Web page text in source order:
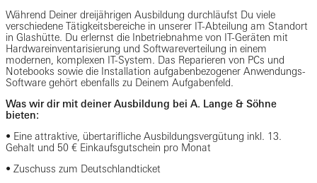
Während Deiner dreijährigen Ausbildung durchläufst Du viele
verschiedene Tätigkeitsbereiche in unserer IT-Abteilung am Standort
in Glashütte. Du erlernst die Inbetriebnahme von IT-Geräten mit
Hardwareinventarisierung und Softwareverteilung in einem
modernen, komplexen IT-System. Das Reparieren von PCs und
Notebooks sowie die Installation aufgabenbezogener Anwendungs-
Software gehört ebenfalls zu Deinem Aufgabenfeld.
Was wir dir mit deiner Ausbildung bei A. Lange & Söhne
bieten:
• Eine attraktive, übertarifliche Ausbildungsvergütung inkl. 13.
Gehalt und 50 € Einkaufsgutschein pro Monat
• Zuschuss zum Deutschlandticket